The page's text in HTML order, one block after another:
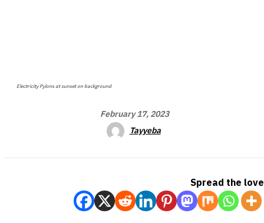
Electricity Pylons at sunset on background
February 17, 2023
Tayyeba
Spread the love